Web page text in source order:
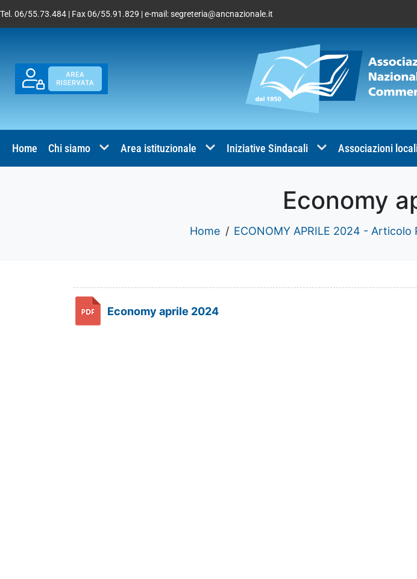
Tel. 06/55.73.484 | Fax 06/55.91.829 | e-mail:segreteria@ancnazionale.it
Home Chi siamo Area istituzionale Iniziative Sindacali Associazioni
Economy
Home ECONOMY APRILE 2024 - Articolo
Economy aprile 2024